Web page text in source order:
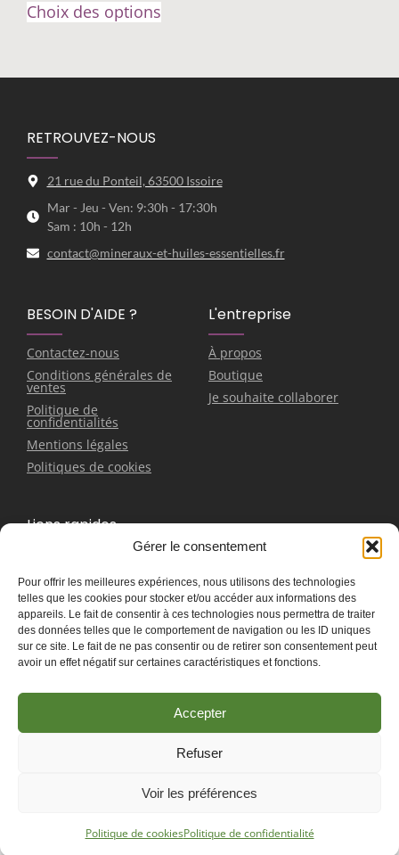
Gérer le consentement
Pour offrir les meilleures expériences, nous utilisons des technologies
telles que les cookies pour stocker et/ou accéder aux informations des
appareils. Le fait de consentir à ces technologies nous permettra de traiter
des données telles que le comportement de navigation ou les ID uniques
sur ce site. Le fait de ne pas consentir ou de retirer son consentement peut
avoir un effet négatif sur certaines caractéristiques et fonctions.
Accepter
Refuser
Voir les préférences
Politique de cookiesPolitique de confidentialité
Choix des options
RETROUVEZ-NOUS
21 rue du Ponteil, 63500 Issoire
Mar - Jeu - Ven: 9:30h - 17:30h
Sam : 10h - 12h
contact@mineraux-et-huiles-essentielles.fr
BESOIN D'AIDE ?
Contactez-nous
Conditions générales de
ventes
Politique de
confidentialités
Mentions légales
Politiques de cookies
L'entreprise
À propos
Boutique
Je souhaite collaborer
Liens rapides
Boucles d'oreilles
Pendentifs
Contactez-nous
© 2025 Créer en collaboration avecLes Associés du